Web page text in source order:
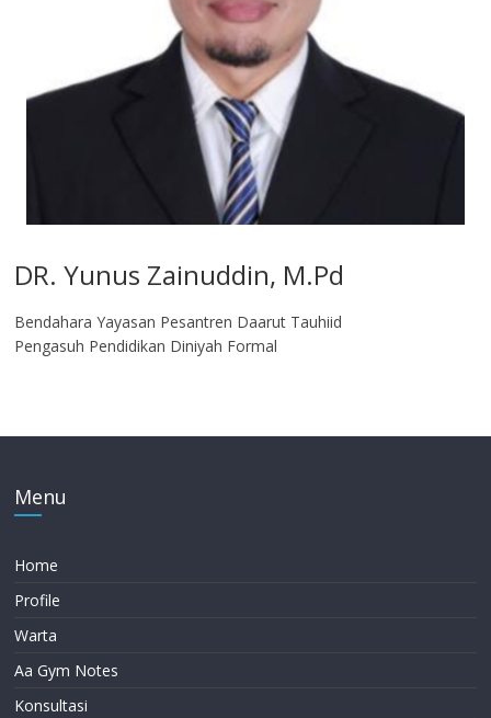
DR. Yunus Zainuddin, M.Pd
Bendahara Yayasan Pesantren Daarut Tauhiid
Pengasuh Pendidikan Diniyah Formal
Menu
Home
Profile
Warta
Aa Gym Notes
Konsultasi